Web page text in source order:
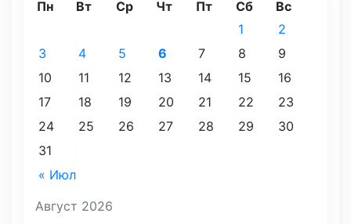
Август 2026
Пн Вт Ср Чт Пт Сб Вс
« Июл
1
2
3
4 5 6 7 8
9
10
11 12 13 14 15
16
17
18 19 20 21 22
23
24
25 26 27 28 29
30
31